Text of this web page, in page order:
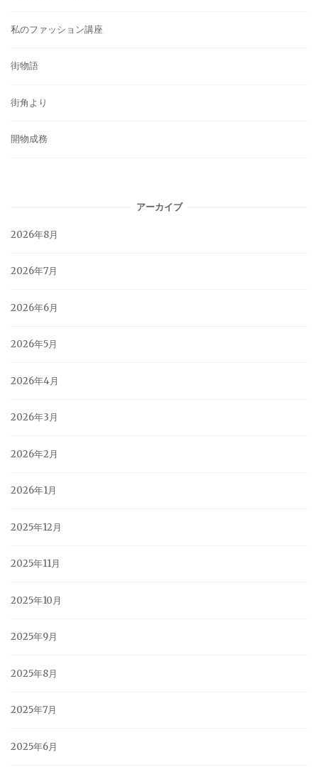
私のファッション講座
街物語
街角より
開物成務
アーカイブ
2026年8月
2026年7月
2026年6月
2026年5月
2026年4月
2026年3月
2026年2月
2026年1月
2025年12月
2025年11月
2025年10月
2025年9月
2025年8月
2025年7月
2025年6月